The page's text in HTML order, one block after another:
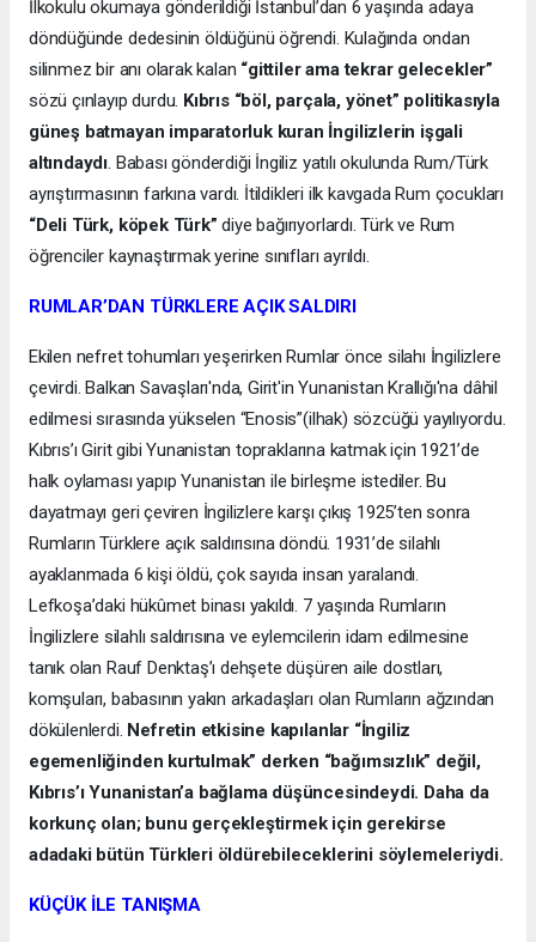
İlkokulu okumaya gönderildiği İstanbul’dan 6 yaşında adaya
döndüğünde dedesinin öldüğünü öğrendi. Kulağında ondan
silinmez bir anı olarak kalan “gittiler ama tekrar gelecekler”
sözü çınlayıp durdu. Kıbrıs “böl, parçala, yönet” politikasıyla
güneş batmayan imparatorluk kuran İngilizlerin işgali
altındaydı . Babası gönderdiği İngiliz yatılı okulunda Rum/Türk
ayrıştırmasının farkına vardı. İtildikleri ilk kavgada Rum çocukları
“Deli Türk, köpek Türk” diye bağırıyorlardı. Türk ve Rum
öğrenciler kaynaştırmak yerine sınıfları ayrıldı.
RUMLAR’DAN TÜRKLERE AÇIK SALDIRI
Ekilen nefret tohumları yeşerirken Rumlar önce silahı İngilizlere
çevirdi. Balkan Savaşları'nda, Girit'in Yunanistan Krallığı'na dâhil
edilmesi sırasında yükselen “Enosis”(ilhak) sözcüğü yayılıyordu.
Kıbrıs’ı Girit gibi Yunanistan topraklarına katmak için 1921’de
halk oylaması yapıp Yunanistan ile birleşme istediler. Bu
dayatmayı geri çeviren İngilizlere karşı çıkış 1925’ten sonra
Rumların Türklere açık saldırısına döndü. 1931’de silahlı
ayaklanmada 6 kişi öldü, çok sayıda insan yaralandı.
Lefkoşa’daki hükûmet binası yakıldı. 7 yaşında Rumların
İngilizlere silahlı saldırısına ve eylemcilerin idam edilmesine
tanık olan Rauf Denktaş’ı dehşete düşüren aile dostları,
komşuları, babasının yakın arkadaşları olan Rumların ağzından
dökülenlerdi. Nefretin etkisine kapılanlar “İngiliz
egemenliğinden kurtulmak” derken “bağımsızlık” değil,
Kıbrıs’ı Yunanistan’a bağlama düşüncesindeydi. Daha da
korkunç olan; bunu gerçekleştirmek için gerekirse
adadaki bütün Türkleri öldürebileceklerini söylemeleriydi.
KÜÇÜK İLE TANIŞMA